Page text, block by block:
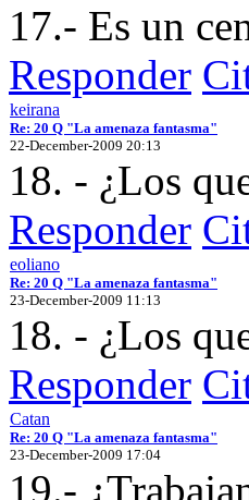
17.- Es un
Responder
keirana
Re: 20 Q "La amenaza fantasma"
22-December-2009 20:13
18. - ¿Los
Responder
eoliano
Re: 20 Q "La amenaza fantasma"
23-December-2009 11:13
18. - ¿Los
Responder
Catan
Re: 20 Q "La amenaza fantasma"
23-December-2009 17:04
19.-